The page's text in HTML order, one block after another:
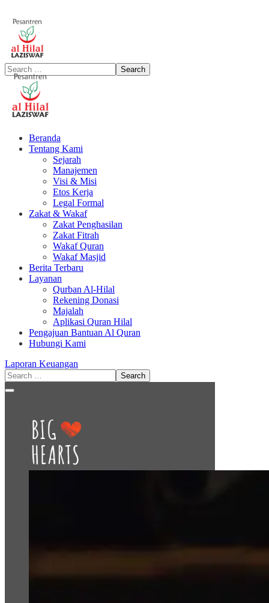
Beranda
Tentang Kami
Sejarah
Manajemen
Visi & Misi
Etos Kerja
Legal Formal
Zakat & Wakaf
Zakat Penghasilan
Zakat Fitrah
Wakaf Quran
Wakaf Masjid
Berita Terbaru
Layanan
Qurban Al-Hilal
Rekening Donasi
Majalah
Aplikasi Quran Hilal
Pengajuan Bantuan Al Quran
Hubungi Kami
Laporan Keuangan